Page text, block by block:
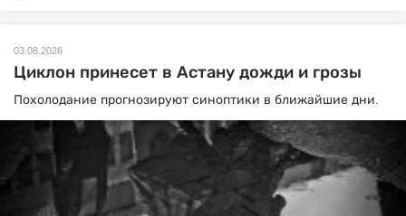
03.08.2026
Циклон принесет в Астану дожди и грозы
Похолодание прогнозируют синоптики в ближайшие дни.